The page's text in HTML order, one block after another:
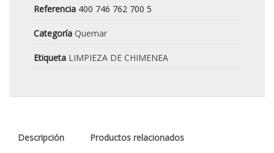
Referencia 400 746 762 700 5
Categoría Quemar
Etiqueta LIMPIEZA DE CHIMENEA
Descripción Productos relacionados